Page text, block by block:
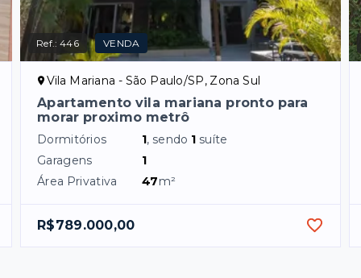
Ref.:446 VENDA
Vila Mariana - São Paulo/SP, Zona Sul
Apartamento vila mariana pronto para
morar proximo metrô
Dormitórios 1, sendo 1 suíte
Garagens
1
Área Privativa
47m²
R$789.000,00